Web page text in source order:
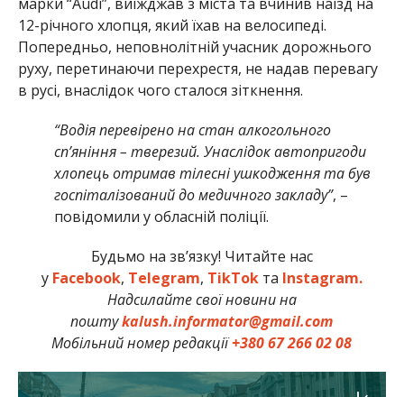
12-річного хлопця, який їхав на велосипеді.
Попередньо, неповнолітній учасник дорожнього
руху, перетинаючи перехрестя, не надав перевагу
в русі, внаслідок чого сталося зіткнення.
“Водія перевірено на стан алкогольного
сп’яніння – тверезий. Унаслідок автопригоди
хлопець отримав тілесні ушкодження та був
госпіталізований до медичного закладу”, –
повідомили у обласній поліції.
Будьмо на зв’язку! Читайте нас
у Facebook, Telegram, TikTokта Instagram.
Надсилайте свої новини на
поштуkalush.informator@gmail.com
Мобільний номер редакції+380 67 266 02 08